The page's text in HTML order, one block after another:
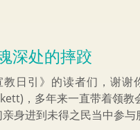
深处的摔跤
教日引》的读者们，谢谢
，多年来一直带着领教
身进到未得之民当中参与